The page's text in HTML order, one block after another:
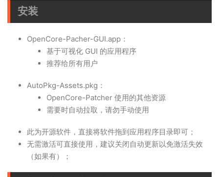
安装
OpenCore-Pacher-GUI.app：
基于可视化 GUI 的应用程序
推荐给所有用户
AutoPkg-Assets.pkg：
OpenCore-Patcher 使用的其他资源
需要时自动拉取，请勿手动使用
此为开源软件，直接将软件拖到应用程序目录即可；
无需激活可直接使用，建议关闭自动更新以免激活失效
（如果有）；